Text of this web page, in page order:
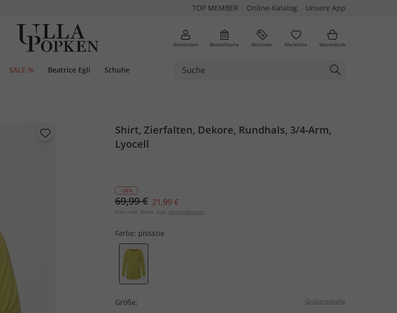
TOP MEMBER Online-Katalog Unsere App
Anmelden Bestellkarte Aktionen Merkliste Warenkorb
SALE % Beatrice Egli Schuhe
Shirt, Zierfalten, Dekore, Rundhals, 3/4-Arm,
Lyocell
- 68%
69,99 € 21,99 €
Preis inkl. MwSt. zzgl. Versandkosten
Farbe: pistazie
Größe: Größentabelle